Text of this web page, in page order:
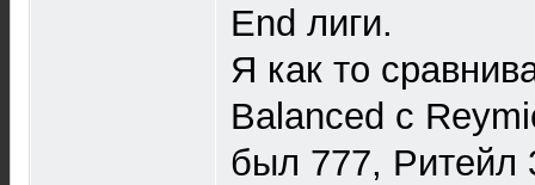
End лиги.
Я как то
Balanced с
был 777, Ритейл